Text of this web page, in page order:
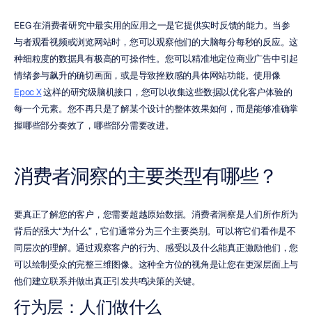
EEG 在消费者研究中最实用的应用之一是它提供实时反馈的能力。当参
与者观看视频或浏览网站时，您可以观察他们的大脑每分每秒的反应。这
种细粒度的数据具有极高的可操作性。您可以精准地定位商业广告中引起
情绪参与飙升的确切画面，或是导致挫败感的具体网站功能。使用像
Epoc X 这样的研究级脑机接口，您可以收集这些数据以优化客户体验的
每一个元素。您不再只是了解某个设计的整体效果如何，而是能够准确掌
握哪些部分奏效了，哪些部分需要改进。
消费者洞察的主要类型有哪些？
要真正了解您的客户，您需要超越原始数据。消费者洞察是人们所作所为
背后的强大“为什么”，它们通常分为三个主要类别。可以将它们看作是不
同层次的理解。通过观察客户的行为、感受以及什么能真正激励他们，您
可以绘制受众的完整三维图像。这种全方位的视角是让您在更深层面上与
他们建立联系并做出真正引发共鸣决策的关键。
行为层：人们做什么